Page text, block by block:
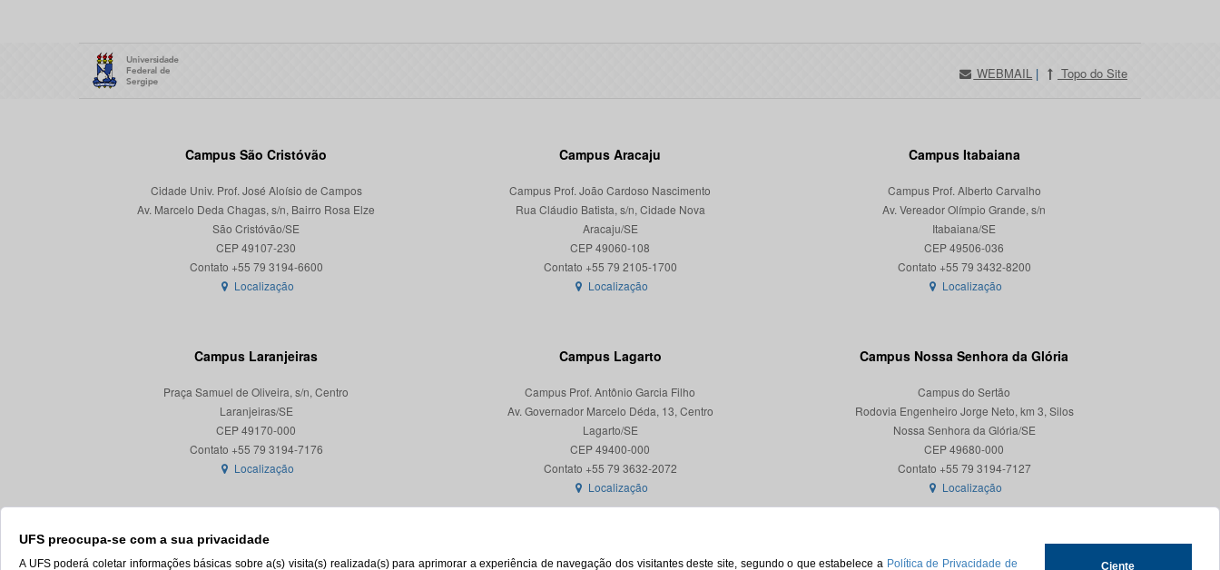
UFS preocupa-se com a sua privacidade
A UFS poderá coletar informações básicas sobre a(s) visita(s) realizada(s) para aprimorar a experiência de navegação dos visitantes deste site, segundo o que estabelece a Política de Privacidade de Ciente
WEBMAIL | Topo do Site
Campus São Cristóvão
Cidade Univ. Prof. José Aloísio de Campos
Av. Marcelo Deda Chagas, s/n, Bairro Rosa Elze
São Cristóvão/SE
CEP 49107-230
Localização
Campus Aracaju
Campus Prof. João Cardoso Nascimento
Rua Cláudio Batista, s/n, Cidade Nova
Aracaju/SE
CEP 49060-108
Localização
Campus Itabaiana
Campus Prof. Alberto Carvalho
Av. Vereador Olímpio Grande, s/n
Itabaiana/SE
CEP 49506-036
Localização
Campus Laranjeiras
Praça Samuel de Oliveira, s/n, Centro
Laranjeiras/SE
CEP 49170-000
Localização
Campus Lagarto
Campus Prof. Antônio Garcia Filho
Av. Governador Marcelo Déda, 13, Centro
Lagarto/SE
CEP 49400-000
Localização
Campus Nossa Senhora da Glória
Campus do Sertão
Rodovia Engenheiro Jorge Neto, km 3, Silos
Nossa Senhora da Glória/SE
CEP 49680-000
Contato +55 79 3194-7127
Localização